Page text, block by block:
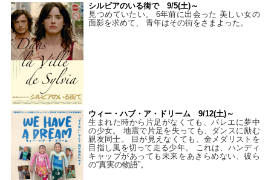
シルビアのいる街で 9/5(土)～
見つめていたい。 6年前に出会った 美しい女の
面影を求めて、 青年はその街をさまよった。
ウィー・ハブ・ア・ドリーム 9/12(土)～
生まれた時から片足がなくても、バレエに夢中
の少女。 地震で片足を失っても、ダンスに励む
親友同士。 目が見えなくても、金メダリストを
目指し風を切って走る少年。 これは、ハンディ
キャップがあっても未来をあきらめない、彼ら
の“真実の物語”。